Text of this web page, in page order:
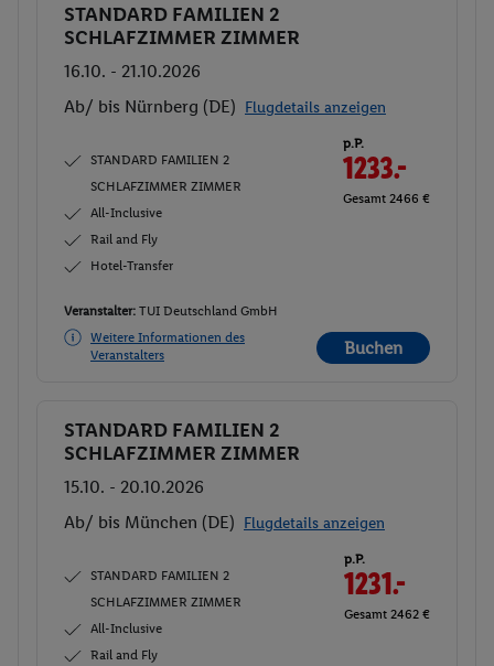
Buchen
STANDARD FAMILIEN 2
SCHLAFZIMMER ZIMMER
16.10. - 21.10.2026
Ab/ bis Nürnberg (DE) Flugdetails anzeigen
STANDARD FAMILIEN 2
SCHLAFZIMMER ZIMMER
All-Inclusive
Rail and Fly
Hotel-Transfer
p.P.
1233.-
Gesamt 2466 €
Veranstalter: TUI Deutschland GmbH
Weitere Informationen des
Veranstalters
Buchen
Buchen
STANDARD FAMILIEN 2
SCHLAFZIMMER ZIMMER
15.10. - 20.10.2026
Ab/ bis München (DE) Flugdetails anzeigen
STANDARD FAMILIEN 2
SCHLAFZIMMER ZIMMER
All-Inclusive
Rail and Fly
p.P.
1231.-
Gesamt 2462 €